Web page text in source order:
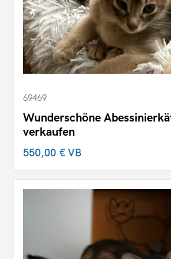
69469
Wunderschöne
verkaufen
550,00 €VB